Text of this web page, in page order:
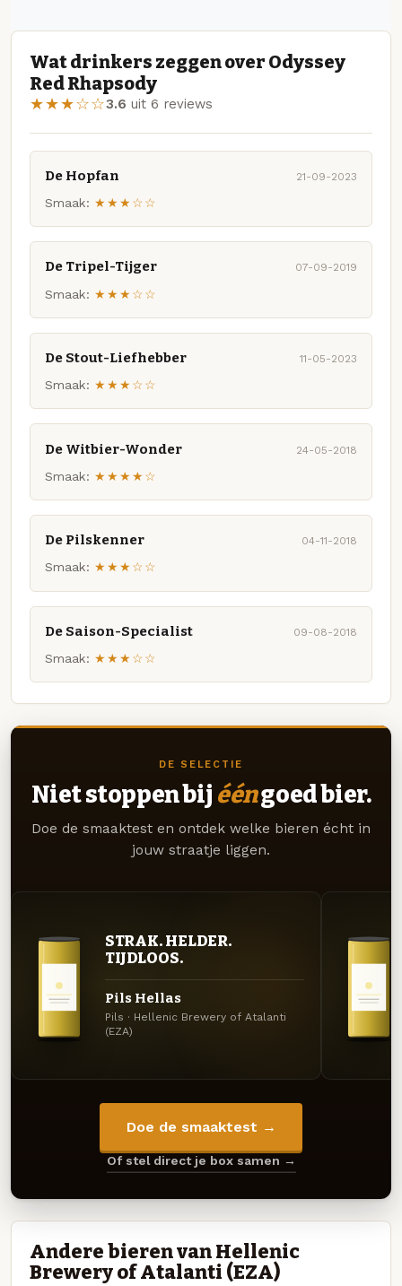
Wat drinkers zeggen over Odyssey
Red Rhapsody
★★★☆☆3.6 uit 6 reviews
De Hopfan 21-09-2023
Smaak: ★★★☆☆
De Tripel-Tijger 07-09-2019
Smaak: ★★★☆☆
De Stout-Liefhebber 11-05-2023
Smaak: ★★★☆☆
De Witbier-Wonder 24-05-2018
Smaak: ★★★★☆
De Pilskenner 04-11-2018
Smaak: ★★★☆☆
De Saison-Specialist 09-08-2018
Smaak: ★★★☆☆
DE SELECTIE
Niet stoppen bij ééngoed bier.
Doe de smaaktest en ontdek welke bieren écht in
jouw straatje liggen.
STRAK. HELDER.
TIJDLOOS.
Pils Hellas
Pils · Hellenic Brewery of Atalanti
(EZA)
Doe de smaaktest →
Of stel direct je box samen →
Andere bieren van Hellenic
Brewery of Atalanti (EZA)